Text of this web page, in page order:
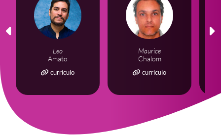
Leo
Amato
currículo
Maurice
Chalom
currículo